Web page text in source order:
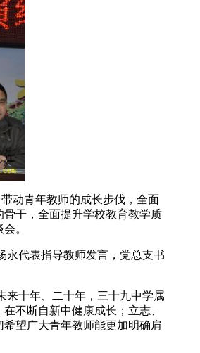
动青年教师的成长步伐，全面
干，全面提升学校教育教学质
。
代表指导教师发言，党总支书
十年、二十年，三十九中学属
不断自新中健康成长；立志、
望广大青年教师能更加明确肩